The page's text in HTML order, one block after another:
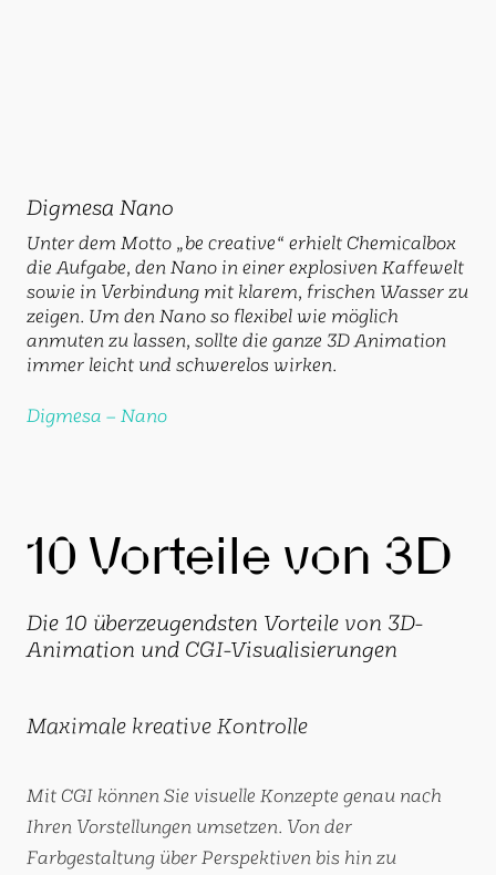
Digmesa Nano
Unter dem Motto „be creative“ erhielt Chemicalbox
die Aufgabe, den Nano in einer explosiven Kaffewelt
sowie in Verbindung mit klarem, frischen Wasser zu
zeigen. Um den Nano so flexibel wie möglich
anmuten zu lassen, sollte die ganze 3D Animation
immer leicht und schwerelos wirken.
Digmesa – Nano
10 Vorteile von 3D
Die 10 überzeugendsten Vorteile von 3D-
Animation und CGI-Visualisierungen
Maximale kreative Kontrolle
Ihren Vorstellungen umsetzen. Von der
Farbgestaltung über Perspektiven bis hin zu
speziellen Effekten – alles kann während des